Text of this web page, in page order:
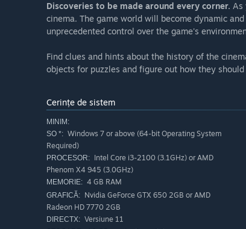
Discoveries to be made around every corner. As
cinema. The game world will become dynamic
unprecedented control over the game's
Find clues and hints about the history of the
objects for puzzles and figure out how they should
Cerințe de sistem
MINIM:
SO *: Windows 7 or above (64-bit Operating System
Required)
PROCESOR: Intel Core i3-2100 (3.1GHz) or AMD
Phenom X4 945 (3.0GHz)
MEMORIE: 4 GB RAM
GRAFICĂ: Nvidia GeForce GTX 650 2GB or AMD
Radeon HD 7770 2GB
DIRECTX: Versiune 11